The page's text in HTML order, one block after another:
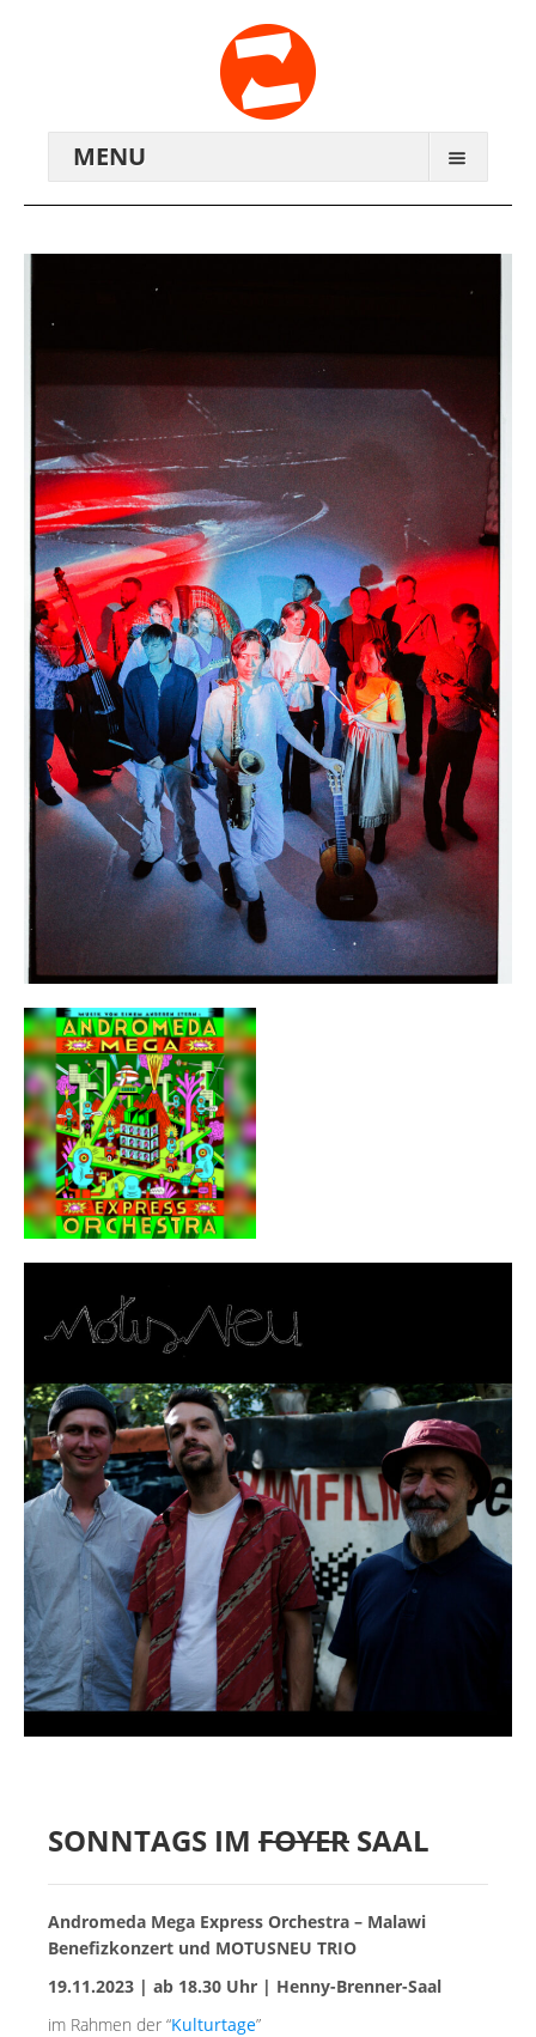
MENU
ARCHIV
WIR ÜBER UNS
KONTAKTE
ZENTRALWERK E.V.
GENOSSENSCHAFT
MIETER:INNEN
DER ORT UND SEINE GESCHICHTE
UNSER POLITISCHES SELBSTVERSTÄNDNIS
NACHHALTIGKEIT UND KLIMASCHUTZ
WE ARE MEMBERS OF TRANS EUROPE HALLES
BAUTAGEBUCH
VERMIETUNG
UNTERSTÜTZEN
NEWSLETTER
SONNTAGS IM FOYER SAAL
Andromeda Mega Express Orchestra – Malawi
Benefizkonzert und MOTUSNEU TRIO
19.11.2023 | ab 18.30 Uhr | Henny-Brenner-Saal
im Rahmen der “Kulturtage”